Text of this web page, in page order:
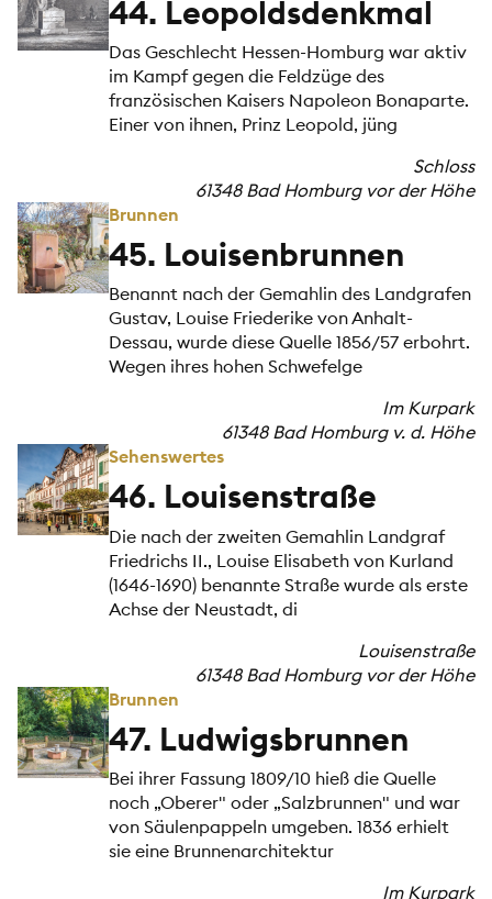
44. Leopoldsdenkmal
Das Geschlecht Hessen-Homburg war aktiv
im Kampf gegen die Feldzüge des
französischen Kaisers Napoleon Bonaparte.
Einer von ihnen, Prinz Leopold, jüng
Schloss
61348 Bad Homburg vor der Höhe
Brunnen
45. Louisenbrunnen
Benannt nach der Gemahlin des Landgrafen
Gustav, Louise Friederike von Anhalt-
Dessau, wurde diese Quelle 1856/57 erbohrt.
Wegen ihres hohen Schwefelge
Im Kurpark
61348 Bad Homburg v. d. Höhe
Sehenswertes
46. Louisenstraße
Die nach der zweiten Gemahlin Landgraf
Friedrichs II., Louise Elisabeth von Kurland
(1646-1690) benannte Straße wurde als erste
Achse der Neustadt, di
Louisenstraße
61348 Bad Homburg vor der Höhe
Brunnen
47. Ludwigsbrunnen
Bei ihrer Fassung 1809/10 hieß die Quelle
noch „Oberer" oder „Salzbrunnen" und war
von Säulenpappeln umgeben. 1836 erhielt
sie eine Brunnenarchitektur
Im Kurpark